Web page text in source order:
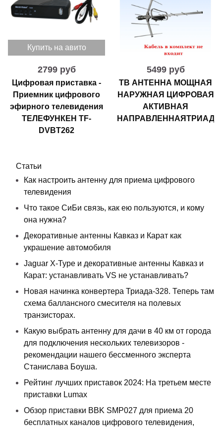
Купить на авито
2799 руб
Цифровая приставка -
Приемник цифрового
эфирного телевидения
ТЕЛЕФУНКЕН TF-
DVBT262
5499 руб
ТВ АНТЕННА МОЩНАЯ
НАРУЖНАЯ ЦИФРОВАЯ
АКТИВНАЯ
НАПРАВЛЕННАЯТРИАДА-
Статьи
Как настроить антенну для приема цифрового
телевидения
Что такое СиБи связь, как ею пользуются, и кому
она нужна?
Декоративные антенны Кавказ и Карат как
украшение автомобиля
Jaguar X-Type и декоративные антенны Кавказ и
Карат: устанавливать VS не устанавливать?
Новая начинка конвертера Триада-328. Теперь там
схема баллансного смесителя на полевых
транзисторах.
Какую выбрать антенну для дачи в 40 км от города
для подключения нескольких телевизоров -
рекомендации нашего бессменного эксперта
Станислава Боуша.
Рейтинг лучших приставок 2024: На третьем месте
приставки Lumax
Обзор приставки BBK SMP027 для приема 20
бесплатных каналов цифрового телевидения,